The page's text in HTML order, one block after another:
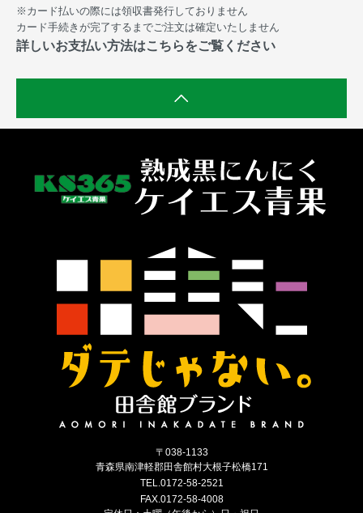
※カード払いの際には領収書発行しておりません
カード手続きが完了するまでご注文は確定いたしません
詳しいお支払い方法はこちらをご覧ください
〒038-1133
青森県南津軽郡田舎館村大根子松橋171
TEL.0172-58-2521
FAX.0172-58-4008